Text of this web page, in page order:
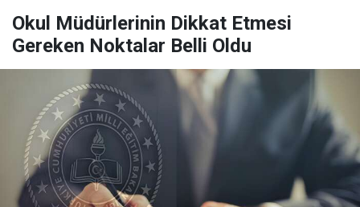
Okul Müdürlerinin Dikkat Etmesi
Gereken Noktalar Belli Oldu